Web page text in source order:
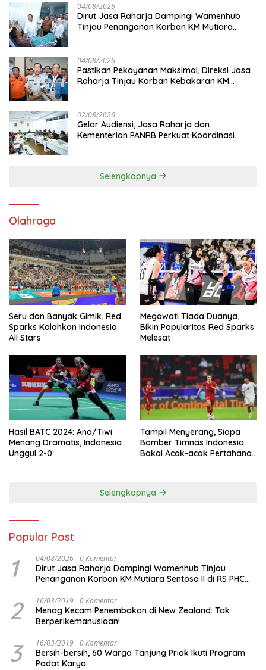
04/08/2026
Dirut Jasa Raharja Dampingi Wamenhub
Tinjau Penanganan Korban KM Mutiara
04/08/2026
Pastikan Pekayanan Maksimal, Direksi Jasa
Raharja Tinjau Korban Kebakaran KM
02/08/2026
Gelar Audiensi, Jasa Raharja dan
Kementerian PANRB Perkuat Koordinasi
Selengkapnya
Olahraga
Seru dan Banyak Gimik, Red
Sparks Kalahkan Indonesia
All Stars
Megawati Tiada Duanya,
Bikin Popularitas Red Sparks
Melesat
Hasil BATC 2024: Ana/Tiwi
Menang Dramatis, Indonesia
Unggul 2-0
Tampil Menyerang, Siapa
Bomber Timnas Indonesia
Bakal Acak-acak Pertahanan
Selengkapnya
Popular Post
1 04/08/2026 0 Komentar
Dirut Jasa Raharja Dampingi Wamenhub Tinjau
Penanganan Korban KM Mutiara Sentosa II di RS PHC
2 16/03/2019 0 Komentar
Menag Kecam Penembakan di New Zealand: Tak
Berperikemanusiaan!
3 16/03/2019 0 Komentar
Bersih-bersih, 60 Warga Tanjung Priok Ikuti Program
Padat Karya